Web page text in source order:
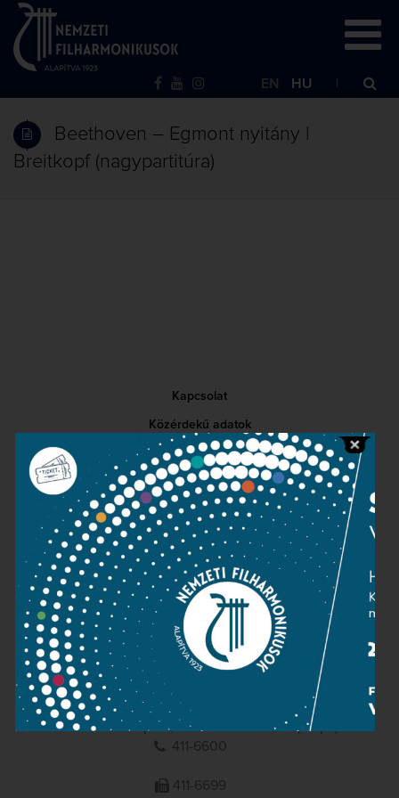
EN HU
Beethoven – Egmont nyitány |
Breitkopf (nagypartitúra)
Kapcsolat
Közérdekű adatok
Sajtószoba
Adatvédelem
Impresszum
NEMZETI
FILHARMONIKUSOK
1095 Budapest, Komor Marcell u. 1. (Müpa)
411-6600
411-6699